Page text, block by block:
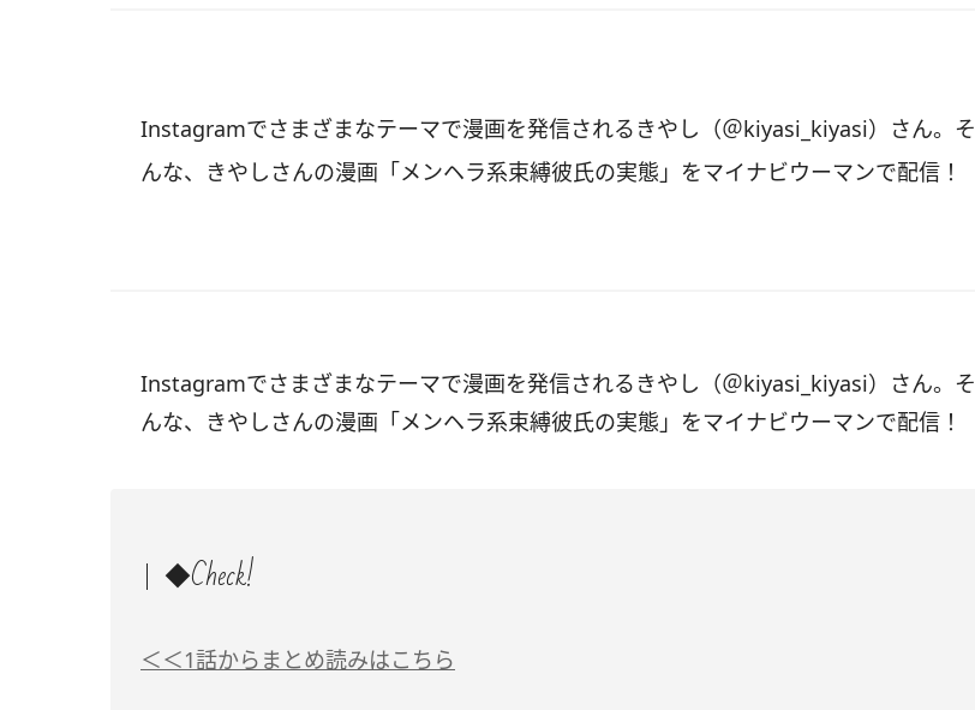
Instagramでさまざまなテーマで漫画を発信されるきやし（＠kiyasi_kiyasi）さん。そ
んな、きやしさんの漫画「メンヘラ系束縛彼氏の実態」をマイナビウーマンで配信！
Instagramでさまざまなテーマで漫画を発信されるきやし（＠kiyasi_kiyasi）さん。そ
んな、きやしさんの漫画「メンヘラ系束縛彼氏の実態」をマイナビウーマンで配信！
◆Check!
＜＜1話からまとめ読みはこちら